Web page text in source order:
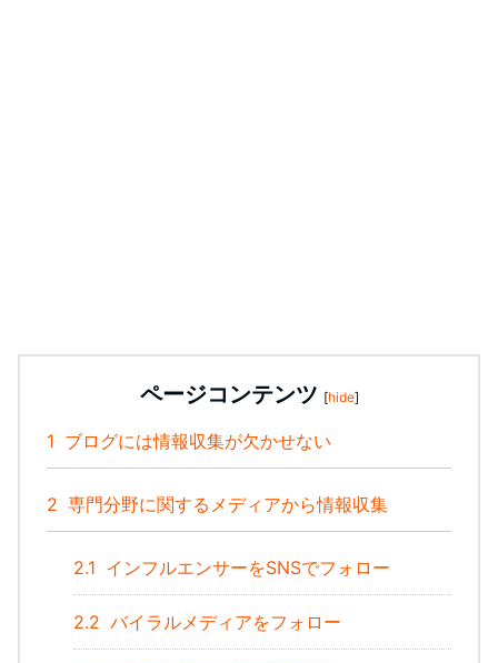
ページコンテンツ [hide]
1 ブログには情報収集が欠かせない
2 専門分野に関するメディアから情報収集
2.1 インフルエンサーをSNSでフォロー
2.2 バイラルメディアをフォロー